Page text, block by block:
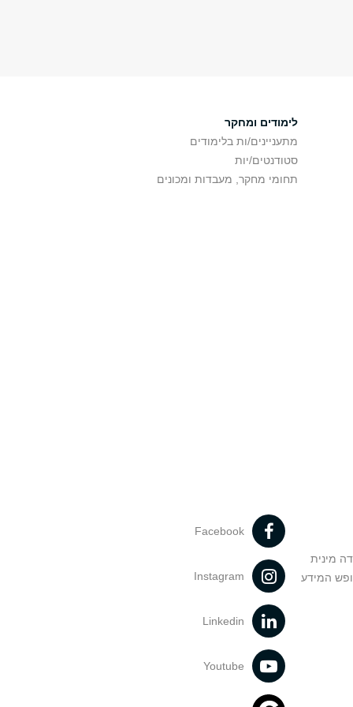
לימודים ומחקר
מתעניינים/ות בלימודים
סטודנטים/יות
תחומי מחקר, מעבדות ומכונים
מינית
המידע
Facebook
Instagram
Linkedin
Youtube